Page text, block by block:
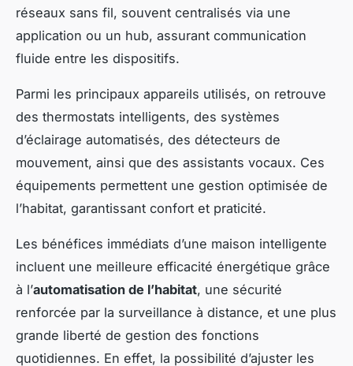
réseaux sans fil, souvent centralisés via une
application ou un hub, assurant communication
fluide entre les dispositifs.
Parmi les principaux appareils utilisés, on retrouve
des thermostats intelligents, des systèmes
d’éclairage automatisés, des détecteurs de
mouvement, ainsi que des assistants vocaux. Ces
équipements permettent une gestion optimisée de
l’habitat, garantissant confort et praticité.
Les bénéfices immédiats d’une maison intelligente
incluent une meilleure efficacité énergétique grâce
à l’automatisation de l’habitat, une sécurité
renforcée par la surveillance à distance, et une plus
grande liberté de gestion des fonctions
quotidiennes. En effet, la possibilité d’ajuster les